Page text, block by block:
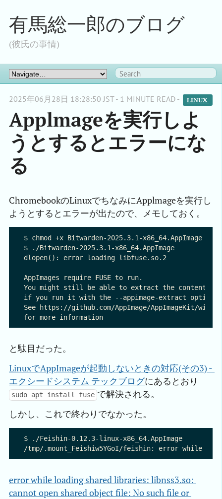
有馬総一郎のブログ
(彼氏の事情)
2025年06月28日 18:28:50 JST - 1 MINUTE READ - LINUX
Applmageを実行しよ
うとするとエラーにな
る
ChromebookのLinuxでちなみにApplmageを実行し
ようとするとエラーが出たので、メモしておく。
$ chmod +x Bitwarden-2025.3.1-x86_64.AppImage
$ ./Bitwarden-2025.3.1-x86_64.AppImage
dlopen(): error loading libfuse.so.2
AppImages require FUSE to run.
You might still be able to extract the contents of
if you run it with the --appimage-extract option.
See https://github.com/AppImage/AppImageKit/wiki/
と駄目だった。
LinuxでAppImageが起動しないときの対応(その3) -
エクシードシステム テックブログにあるとおり
sudo apt install fuse で解決される。
しかし、これで終わりでなかった。
$ ./Feishin-0.12.3-linux-x86_64.AppImage
error while loading shared libraries: libnss3.so:
cannot open shared object file: No such file or